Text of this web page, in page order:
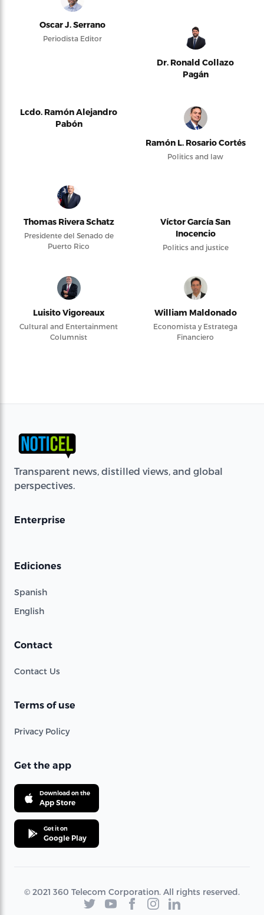
Oscar J. Serrano
Periodista Editor
Dr. Ronald Collazo
Pagán
Lcdo. Ramón Alejandro
Pabón
Ramón L. Rosario Cortés
Politics and law
Thomas Rivera Schatz
Presidente del Senado de
Puerto Rico
Víctor García San
Inocencio
Politics and justice
Luisito Vigoreaux
Cultural and Entertainment
Columnist
William Maldonado
Economista y Estratega
Financiero
Transparent news, distilled views, and global
perspectives.
Enterprise
Ediciones
Spanish
English
Contact
Contact Us
Terms of use
Privacy Policy
Get the app
Download on the
App Store
Get it on
Google Play
© 2021 360 Telecom Corporation. All rights reserved.